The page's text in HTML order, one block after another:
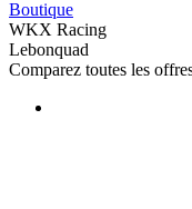
Boutique
WKX Racing
Lebonquad
Comparez toutes les